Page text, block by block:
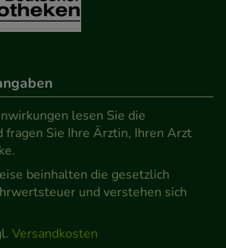
lesen Sie die
fragen Sie Ihre Ärztin, Ihren Arzt
beinhalten die gesetzlich
und verstehen sich
Versandkosten